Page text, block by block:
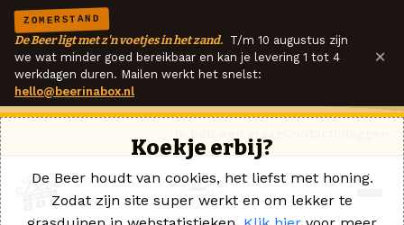
ZOMERSTAND
De Beer ligt met z'n voetjes in het zand. T/m 10 augustus zijn
we wat minder goed bereikbaar en kan je levering 1 tot 4
werkdagen duren. Mailen werkt het snelst:
hello@beerinabox.nl
×
Koekje erbij?
De Beer houdt van cookies, het liefst met honing.
Zodat zijn site super werkt en om lekker te